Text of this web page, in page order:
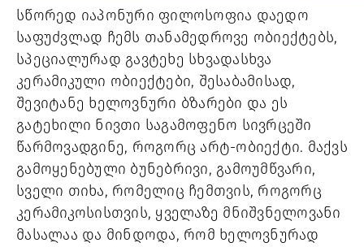
სწორედ იაპონური ფილოსოფია დაედო
საფუძვლად ჩემს თანამედროვე ობიექტებს,
სპეციალურად გავტეხე სხვადასხვა
კერამიკული ობიექტები, შესაბამისად,
შევიტანე ხელოვნური ბზარები და ეს
გატეხილი ნივთი საგამოფენო სივრცეში
წარმოვადგინე, როგორც არტ-ობიექტი. მაქვს
გამოყენებული ბუნებრივი, გამოუმწვარი,
სველი თიხა, რომელიც ჩემთვის, როგორც
კერამიკოსისთვის, ყველაზე მნიშვნელოვანი
მასალაა და მინდოდა, რომ ხელოვნურად